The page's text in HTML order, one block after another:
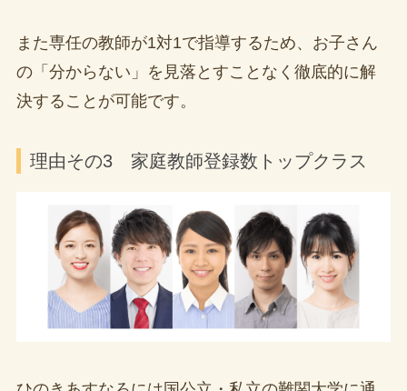
また専任の教師が1対1で指導するため、お子さん
の「分からない」を見落とすことなく徹底的に解
決することが可能です。
理由その3 家庭教師登録数トップクラス